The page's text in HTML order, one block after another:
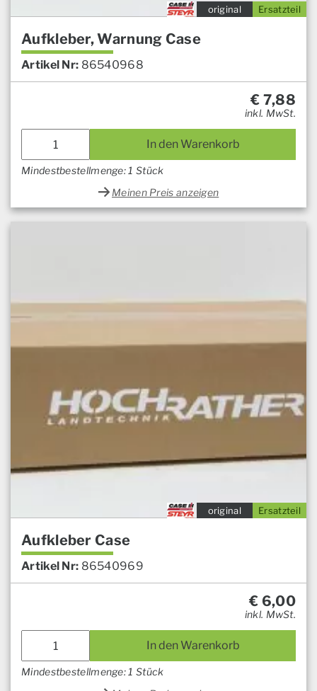
Ersatzteil
original
Aufkleber, Warnung Case
Artikel Nr: 86540968
€ 7,88
inkl. MwSt.
In den Warenkorb
Mindestbestellmenge: 1 Stück
Meinen Preis anzeigen
Ersatzteil
original
Aufkleber Case
Artikel Nr: 86540969
€ 6,00
inkl. MwSt.
In den Warenkorb
Mindestbestellmenge: 1 Stück